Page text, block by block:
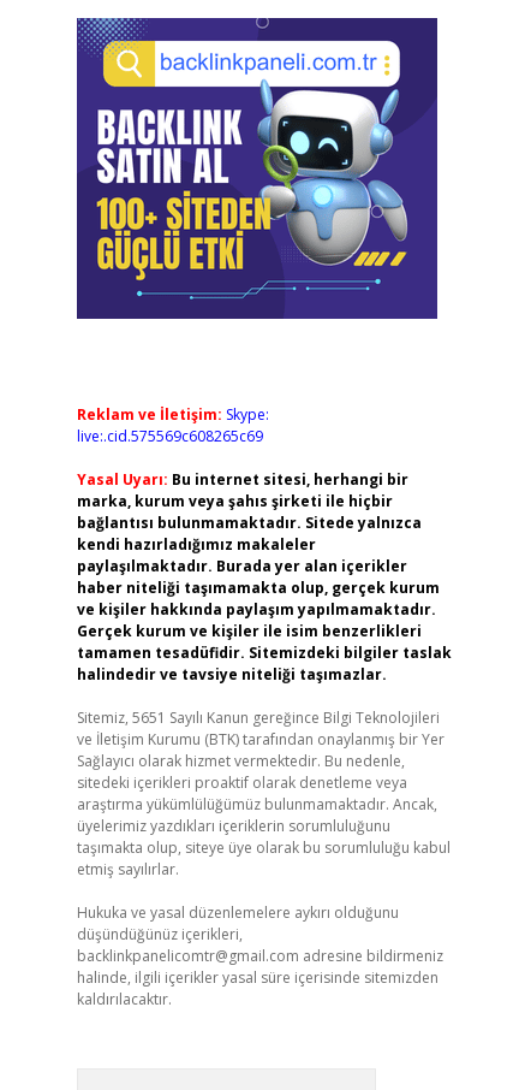
Reklam ve İletişim: Skype:
live:.cid.575569c608265c69
Yasal Uyarı: Bu internet sitesi, herhangi bir
marka, kurum veya şahıs şirketi ile hiçbir
bağlantısı bulunmamaktadır. Sitede yalnızca
kendi hazırladığımız makaleler
paylaşılmaktadır. Burada yer alan içerikler
haber niteliği taşımamakta olup, gerçek kurum
ve kişiler hakkında paylaşım yapılmamaktadır.
Gerçek kurum ve kişiler ile isim benzerlikleri
tamamen tesadüfidir. Sitemizdeki bilgiler taslak
halindedir ve tavsiye niteliği taşımazlar.
Sitemiz, 5651 Sayılı Kanun gereğince Bilgi Teknolojileri
ve İletişim Kurumu (BTK) tarafından onaylanmış bir Yer
Sağlayıcı olarak hizmet vermektedir. Bu nedenle,
sitedeki içerikleri proaktif olarak denetleme veya
araştırma yükümlülüğümüz bulunmamaktadır. Ancak,
üyelerimiz yazdıkları içeriklerin sorumluluğunu
taşımakta olup, siteye üye olarak bu sorumluluğu kabul
etmiş sayılırlar.
Hukuka ve yasal düzenlemelere aykırı olduğunu
düşündüğünüz içerikleri,
backlinkpanelicomtr@gmail.com adresine bildirmeniz
halinde, ilgili içerikler yasal süre içerisinde sitemizden
kaldırılacaktır.